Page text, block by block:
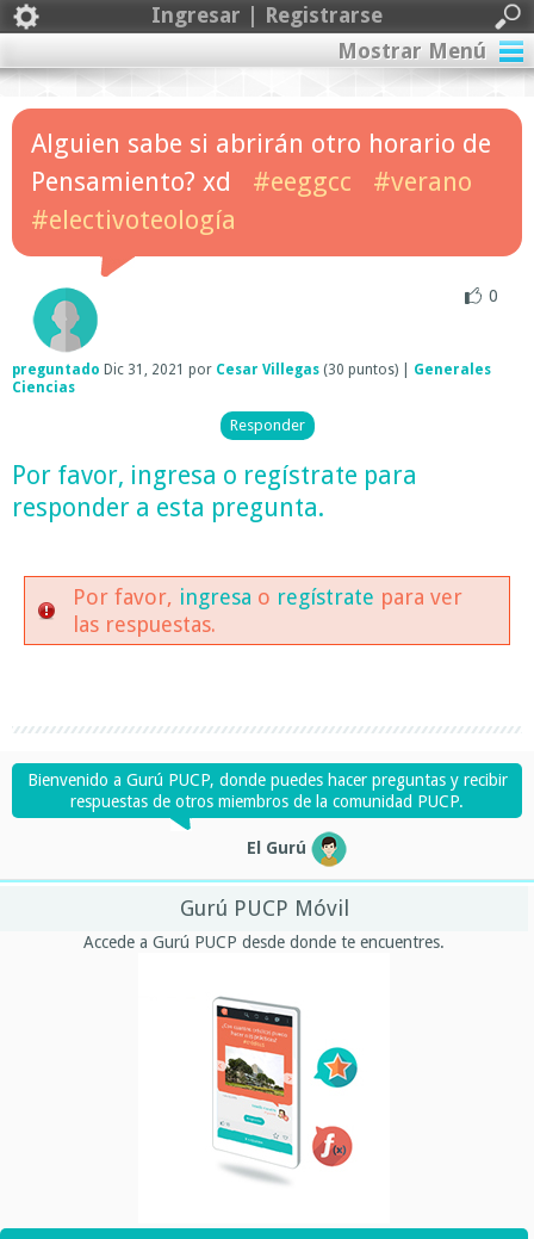
Ingresar | Registrarse
Mostrar Menú
Alguien sabe si abrirán otro horario de
Pensamiento? xd
#eeggcc
#verano
#electivoteología
0
preguntado Dic 31, 2021 por Cesar Villegas (30 puntos)
Generales
Ciencias
Por favor, ingresa o regístrate para
responder a esta pregunta.
Por favor, ingresa o regístrate para ver
las respuestas.
Bienvenido a Gurú PUCP, donde puedes hacer preguntas y recibir
respuestas de otros miembros de la comunidad PUCP.
El Gurú
Gurú PUCP Móvil
Accede a Gurú PUCP desde donde te encuentres.